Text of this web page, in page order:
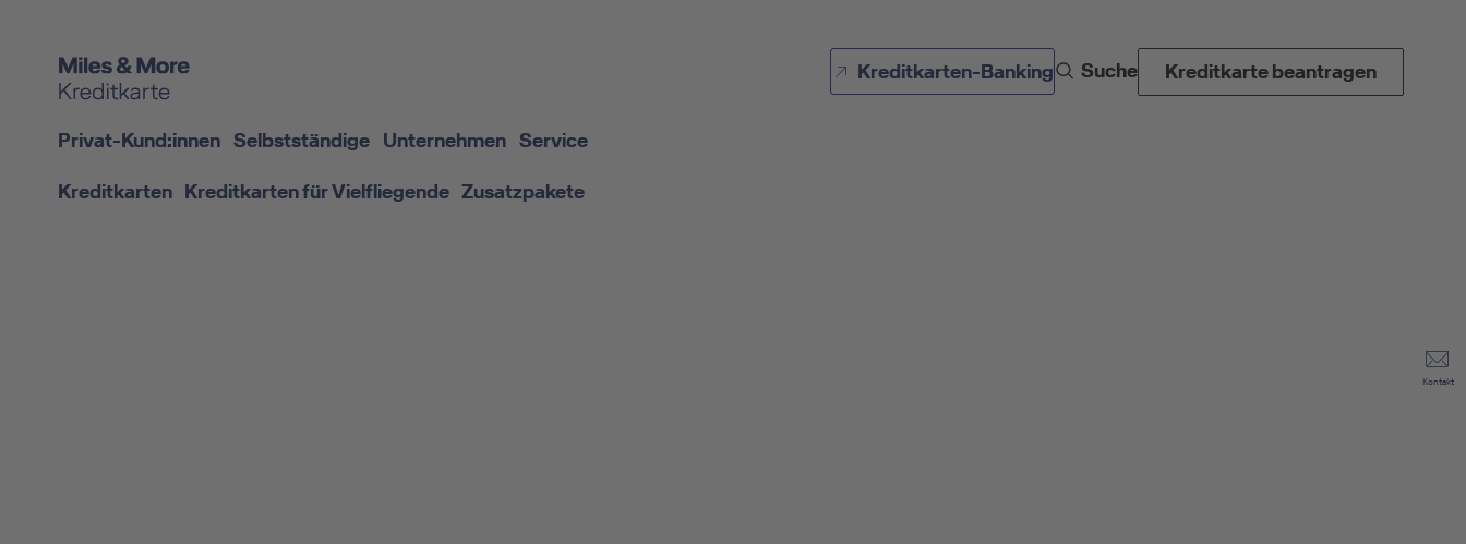
Direkt zur Suche (Enter drücken)
Direkt zum Hauptinhalt (Enter drücken)
Kreditkarten-Banking Suche Kreditkarte beantragen
Kontakt
Privat-Kund:innen Selbstständige Unternehmen Service
Kreditkarten Kreditkarten für Vielfliegende Zusatzpakete